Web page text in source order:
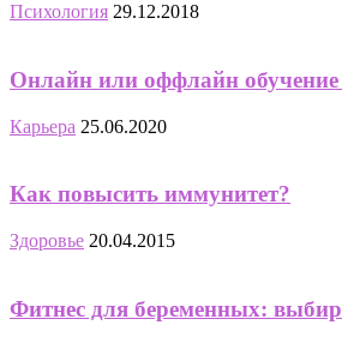
Психология 29.12.2018
Онлайн или оффлайн обучение
Карьера 25.06.2020
Как повысить иммунитет?
Здоровье 20.04.2015
Фитнес для беременных: